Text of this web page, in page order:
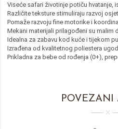
Viseće safari životinje potiču hvatanje,
Različite teksture stimuliraju razvoj
Pomaže razvoju fine motorike i
Mekani materijali prilagođeni su malim
Idealna za zabavu kod kuće i tijekom
Izrađena od kvalitetnog poliestera
Prikladna za bebe od rođenja (0+),
POVEZANI